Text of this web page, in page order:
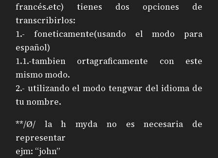
francés.etc) tienes dos opciones de
transcribirlos:
1.- foneticamente(usando el modo para
español)
1.1.-tambien ortagraficamente con este
mismo modo.
2.- utilizando el modo tengwar del idioma de
tu nombre.
**/Ø/ la h myda no es necesaria de
representar
ejm: “john”